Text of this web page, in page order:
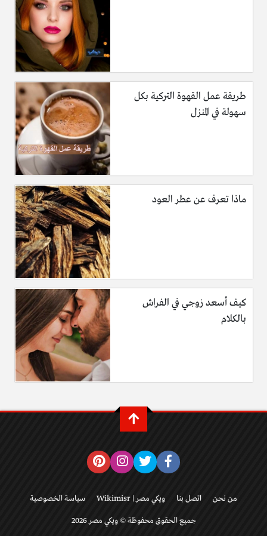
طريقة عمل القهوة التركية بكل
سهولة في المنزل
ماذا تعرف عن عطر العود
كيف أسعد زوجي في الفراش
بالكلام
من نحن اتصل بنا ويكي مصر | Wikimisr سياسة الخصوصية
جميع الحقوق محفوظة © ويكي مصر 2026